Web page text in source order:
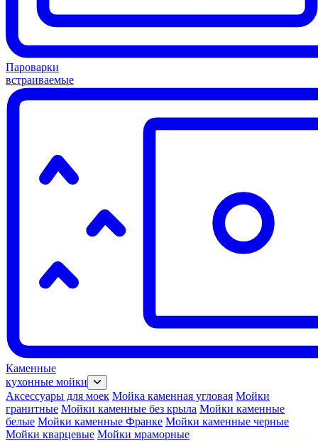
Пароварки
встраиваемые
Каменные
кухонные мойки
Аксессуары для моек Мойка каменная угловая Мойки
гранитные Мойки каменные без крыла Мойки каменные
белые Мойки каменные Франке Мойки каменные черные
Мойки кварцевые Мойки мраморные